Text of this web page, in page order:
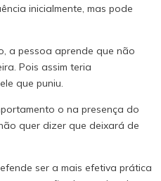
inicialmente, mas pode
a pessoa aprende que não
Pois assim teria
que puniu.
o na presença do
quer dizer que deixará de
ser a mais efetiva prática